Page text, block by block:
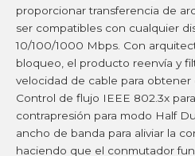
proporcionar transferencia de
ser compatibles con cualquier
10/100/1000 Mbps. Con
bloqueo, el producto reenvía y
velocidad de cable para obtener
Control de flujo IEEE 802.3x
contrapresión para modo Half
ancho de banda para aliviar la
haciendo que el conmutador